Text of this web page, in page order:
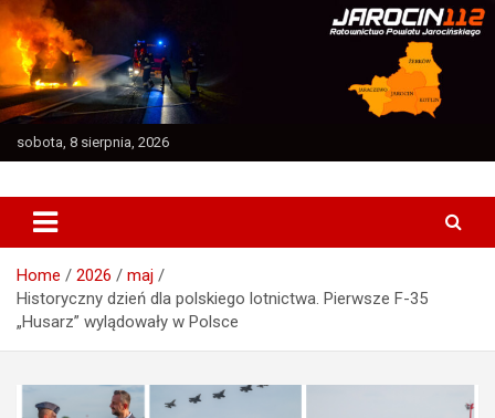
Skip
to
content
sobota, 8 sierpnia, 2026
Jarocin112
Home 2026
maj
Historyczny dzień dla polskiego lotnictwa. Pierwsze F-35
„Husarz” wylądowały w Polsce